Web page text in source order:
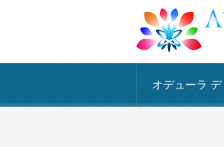
オデューラ